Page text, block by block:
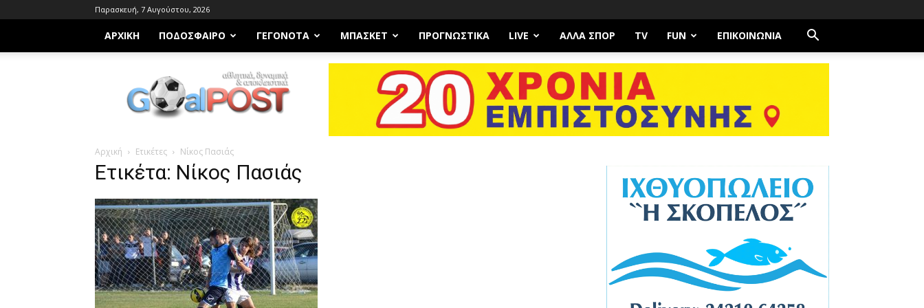
Παρασκευή, 7 Αυγούστου, 2026
ΑΡΧΙΚΗ ΠΟΔΌΣΦΑΙΡΟ ΓΕΓΟΝΌΤΑ ΜΠΆΣΚΕΤ ΠΡΟΓΝΩΣΤΙΚΑ LIVE ΆΛΛΑ ΣΠΟΡ TV FUN ΕΠΙΚΟΙΝΩΝΊΑ
Goalpost.gr
Αρχική Ετικέτες Νίκος Πασιάς
Ετικέτα: Νίκος Πασιάς